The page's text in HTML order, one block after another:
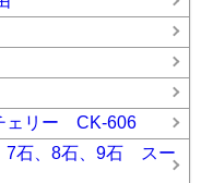
ェリー CK-606
、8石、9石 スー